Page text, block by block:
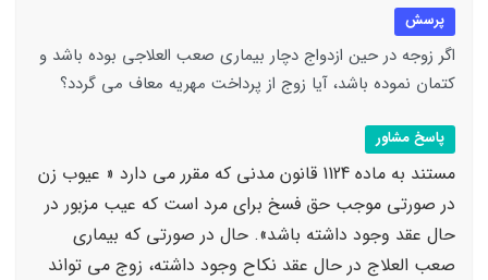
پرسش
اگر زوجه در حین ازدواج دچار بیماری صعب العلاجی بوده باشد و
کتمان نموده باشد، آیا زوج از پرداخت مهریه معاف می گردد؟
پاسخ مشاور
مستند به ماده 1124 قانون مدنی که مقرر می دارد « عیوب زن
در صورتی موجب حق فسخ برای مرد است که عیب مزبور در
حال عقد وجود داشته باشد». حال در صورتی که بیماری
صعب العلاج در حال عقد نکاح وجود داشته، زوج می تواند